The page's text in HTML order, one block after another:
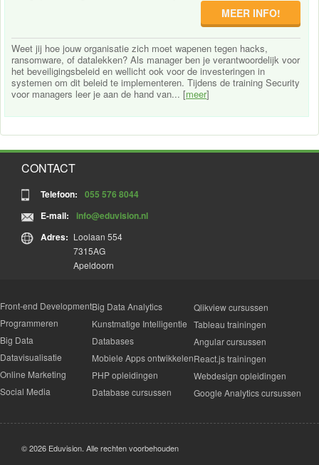
MEER INFO!
Weet jij hoe jouw organisatie zich moet wapenen tegen hacks,
ransomware, of datalekken? Als manager ben je verantwoordelijk voor
het beveiligingsbeleid en wellicht ook voor de investeringen in
systemen om dit beleid te implementeren. Tijdens de training Security
voor managers leer je aan de hand van... [meer]
CONTACT
Telefoon:
055 576 8044
E-mail:
info@eduvision.nl
Adres: Loolaan 554
7315AG
Apeldoorn
Front-end Development
Programmeren
Big Data
Datavisualisatie
Online Marketing
Social Media
Big Data Analytics
Kunstmatige Intelligentie
Databases
Mobiele Apps ontwikkelen
PHP opleidingen
Database cursussen
Qlikview cursussen
Tableau trainingen
Angular cursussen
React.js trainingen
Webdesign opleidingen
Google Analytics cursussen
© 2026 Eduvision. Alle rechten voorbehouden